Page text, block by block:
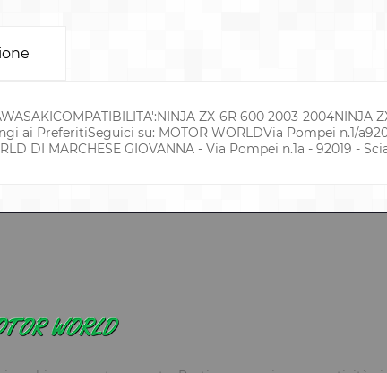
ZX-6R 600 2003-2004NINJA
PreferitiSeguici su: MOTOR WORLDVia Pompei n.1/
DI MARCHESE GIOVANNA - Via Pompei n.1a - 92019 -